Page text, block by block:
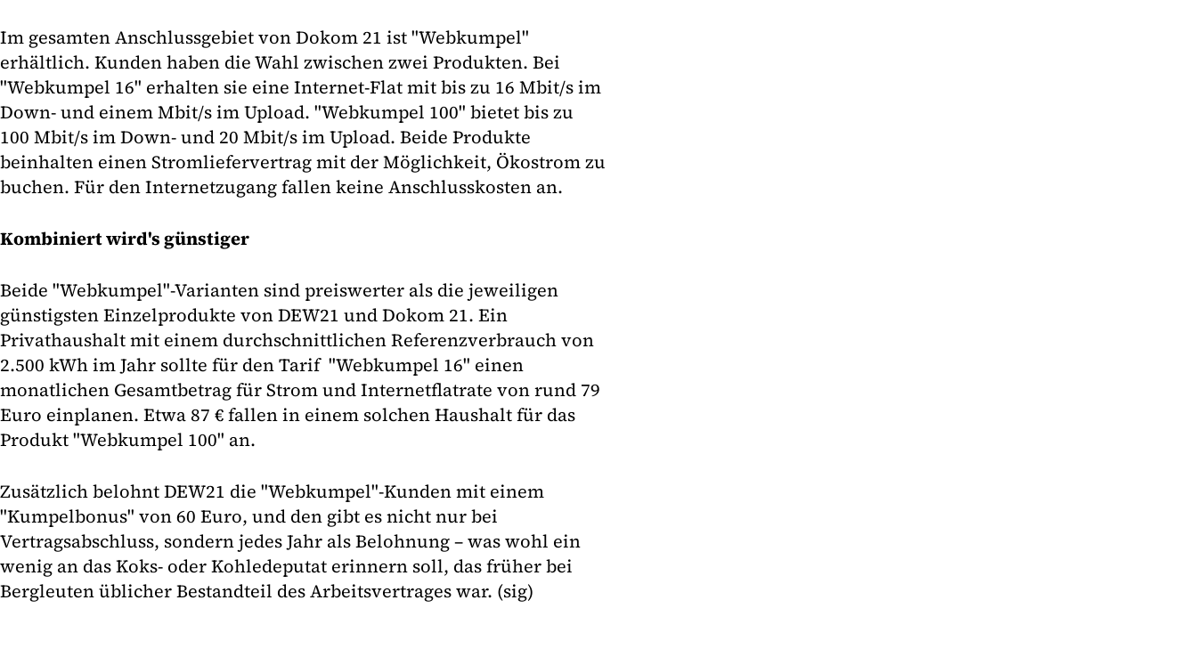
Im gesamten Anschlussgebiet von Dokom 21 ist "Webkumpel"
erhältlich. Kunden haben die Wahl zwischen zwei Produkten. Bei
"Webkumpel 16" erhalten sie eine Internet-Flat mit bis zu 16 Mbit/s im
Down- und einem Mbit/s im Upload. "Webkumpel 100" bietet bis zu
100 Mbit/s im Down- und 20 Mbit/s im Upload. Beide Produkte
beinhalten einen Stromliefervertrag mit der Möglichkeit, Ökostrom zu
buchen. Für den Internetzugang fallen keine Anschlusskosten an.
Kombiniert wird's günstiger
Beide "Webkumpel"-Varianten sind preiswerter als die jeweiligen
günstigsten Einzelprodukte von DEW21 und Dokom 21. Ein
Privathaushalt mit einem durchschnittlichen Referenzverbrauch von
2.500 kWh im Jahr sollte für den Tarif "Webkumpel 16" einen
monatlichen Gesamtbetrag für Strom und Internetflatrate von rund 79
Euro einplanen. Etwa 87 € fallen in einem solchen Haushalt für das
Produkt "Webkumpel 100" an.
Zusätzlich belohnt DEW21 die "Webkumpel"-Kunden mit einem
"Kumpelbonus" von 60 Euro, und den gibt es nicht nur bei
Vertragsabschluss, sondern jedes Jahr als Belohnung – was wohl ein
wenig an das Koks- oder Kohledeputat erinnern soll, das früher bei
Bergleuten üblicher Bestandteil des Arbeitsvertrages war. (sig)